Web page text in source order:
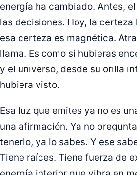
energía ha cambiado. Antes,
las decisiones. Hoy, la certeza
esa certeza es magnética.
llama. Es como si hubieras
y el universo, desde su orilla
hubiera visto.
Esa luz que emites ya no es
una afirmación. Ya no
tenerlo, ya lo sabes. Y ese
Tiene raíces. Tiene fuerza de